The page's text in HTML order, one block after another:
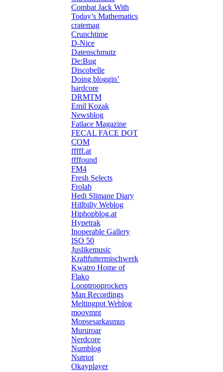
Combat Jack With
Today’s Mathematics
cratemag
Crunchtime
D-Nice
Datenschmutz
De:Bug
Discobelle
Doing bloggin’
hardcore
DRMTM
Emil Kozak
Newsblog
Fatlace Magazine
FECAL FACE DOT
COM
fffff.at
ffffound
FM4
Fresh Selects
Frolab
Hedi Slimane Diary
Hillbilly Weblog
Hiphopblog.at
Hypetrak
Inoperable Gallery
ISO 50
Juslikemusic
Kraftfuttermischwerk
Kwatro Home of
Flako
Looptrooprockers
Man Recordings
Meltingpot Weblog
moovmnt
Mopsesarkasmus
Mururoar
Nerdcore
Numblog
Nutriot
Okayplayer